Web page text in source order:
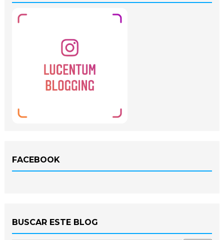
FACEBOOK
BUSCAR ESTE BLOG